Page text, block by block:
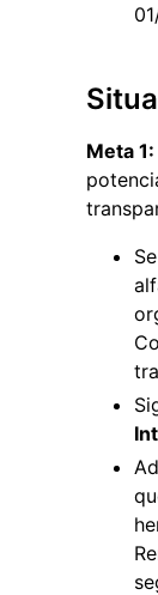
Meta 1: